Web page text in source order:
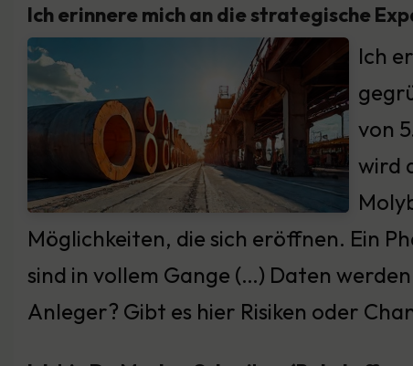
Ich erinnere mich an die strategische
Ich
von
wird
Möglichkeiten, die sich eröffnen. Ein
sind in vollem Gange (…) Daten
Anleger? Gibt es hier Risiken oder